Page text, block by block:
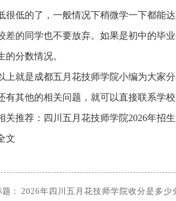
很低的了，一般情况下稍微学一下都能
差的同学也不要放弃。如果是初中的毕
的分数情况。
上就是成都五月花技师学院小编为大家
有其他的相关问题，就可以直接联系学
关推荐：四川五月花技师学院2026年招
文
： 2026年四川五月花技师学院收分是多